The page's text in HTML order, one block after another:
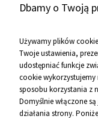
19-26-
Dbamy o Twoją
Używamy plików
Twoje ustawienia,
udostępniać funkcje
cookie
sposobu korzystania z
Domyślnie włączone
działania strony.